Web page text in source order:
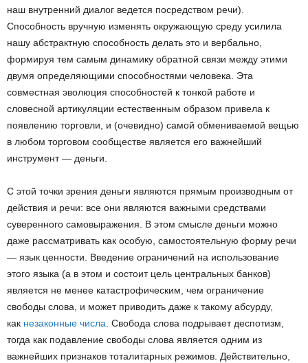
наш внутренний диалог ведется посредством речи).
Способность вручную изменять окружающую среду усилила
нашу абстрактную способность делать это и вербально,
формируя тем самым динамику обратной связи между этими
двумя определяющими способностями человека. Эта
совместная эволюция способностей к тонкой работе и
словесной артикуляции естественным образом привела к
появлению торговли, и (очевидно) самой обмениваемой вещью
в любом торговом сообществе является его важнейший
инструмент — деньги.
С этой точки зрения деньги являются прямым производным от
действия и речи: все они являются важными средствами
суверенного самовыражения. В этом смысле деньги можно
даже рассматривать как особую, самостоятельную форму речи
— язык ценности. Введение ограничений на использование
этого языка (а в этом и состоит цель центральных банков)
является не менее катастрофическим, чем ограничение
свободы слова, и может приводить даже к такому абсурду,
как незаконные числа . Свобода слова подрывает деспотизм,
тогда как подавление свободы слова является одним из
важнейших признаков тоталитарных режимов. Действительно,